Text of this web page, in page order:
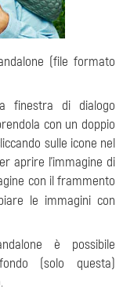
(file formato
finestra di dialogo
con un doppio
sulle icone nel
aprire l'immagine di
con il frammento
le immagini con
è possibile
(solo questa)